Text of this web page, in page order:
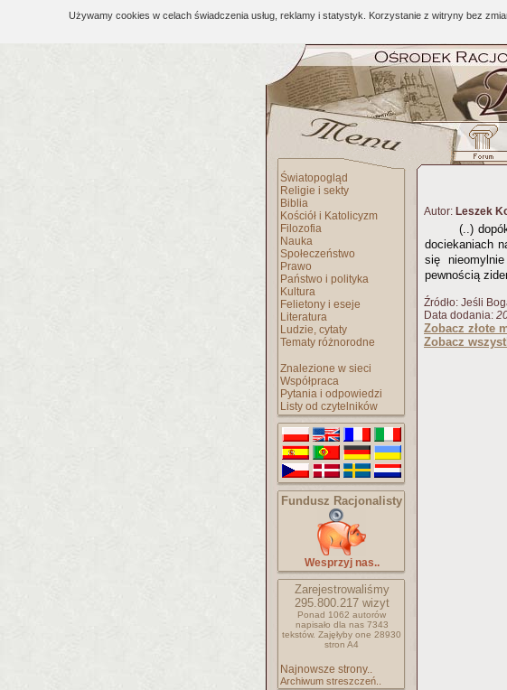
Używamy cookies w celach świadczenia usług, reklamy i statystyk. Korzystanie z witryny bez
Światopogląd
Religie i sekty
Biblia
Kościół i Katolicyzm
Filozofia
Nauka
Społeczeństwo
Prawo
Państwo i polityka
Kultura
Felietony i eseje
Literatura
Ludzie, cytaty
Tematy różnorodne
Znalezione w sieci
Współpraca
Pytania i odpowiedzi
Listy od czytelników
Fundusz Racjonalisty
Wesprzyj nas..
Zarejestrowaliśmy
295.800.217wizyt
Ponad 1062 autorów
napisało dla nas 7343
tekstów. Zajęłyby one 28930
stron A4
Najnowsze strony..
Archiwum streszczeń..
Autor: Leszek
(..)
dociekaniach
się
pewnością
Źródło: Jeśli
Data dodania:
Zobacz złote
Zobacz